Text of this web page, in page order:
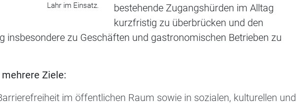
Lahr im Einsatz.
bestehende Zugangshürden im Alltag
kurzfristig zu überbrücken und den
insbesondere zu Geschäften und gastronomischen Betrieben zu
Ziele:
im öffentlichen Raum sowie in sozialen, kulturellen und